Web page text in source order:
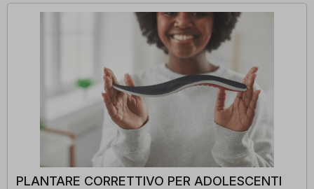
PLANTARE CORRETTIVO PER ADOLESCENTI